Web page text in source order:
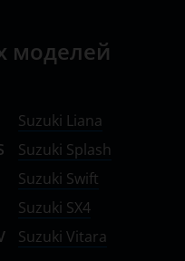
моделей
Suzuki Liana
Suzuki Splash
Suzuki Swift
Suzuki SX4
Suzuki Vitara